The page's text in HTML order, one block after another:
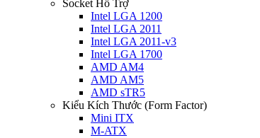
Socket Hỗ Trợ
Intel LGA 1200
Intel LGA 2011
Intel LGA 2011-v3
Intel LGA 1700
AMD AM4
AMD AM5
AMD sTR5
Kiểu Kích Thước (Form Factor)
Mini ITX
M-ATX